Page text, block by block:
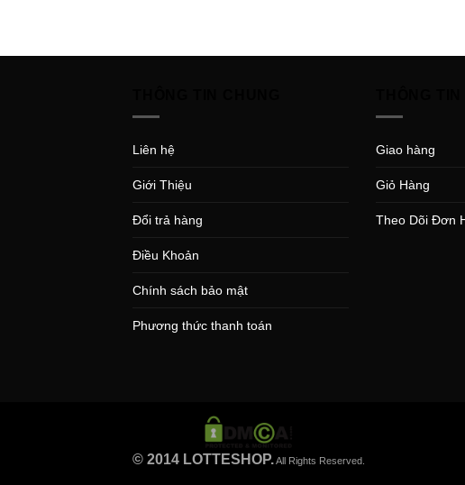
Liên hệ
Giới Thiệu
Đổi trả hàng
Điều Khoản
Chính sách bảo mật
Phương thức thanh toán
Giao hàng
Giỏ Hàng
Theo Dõi Đơn
© 2014 LOTTESHOP.All Rights Reserved.